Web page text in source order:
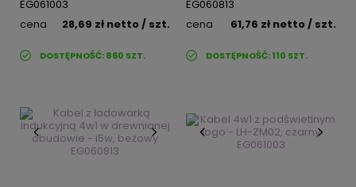
EG061003
cena
28,69 zł netto/ szt.
DOSTĘPNOŚĆ:860 SZT.
EG060813
cena
61,76 zł netto/ szt.
DOSTĘPNOŚĆ:110 SZT.